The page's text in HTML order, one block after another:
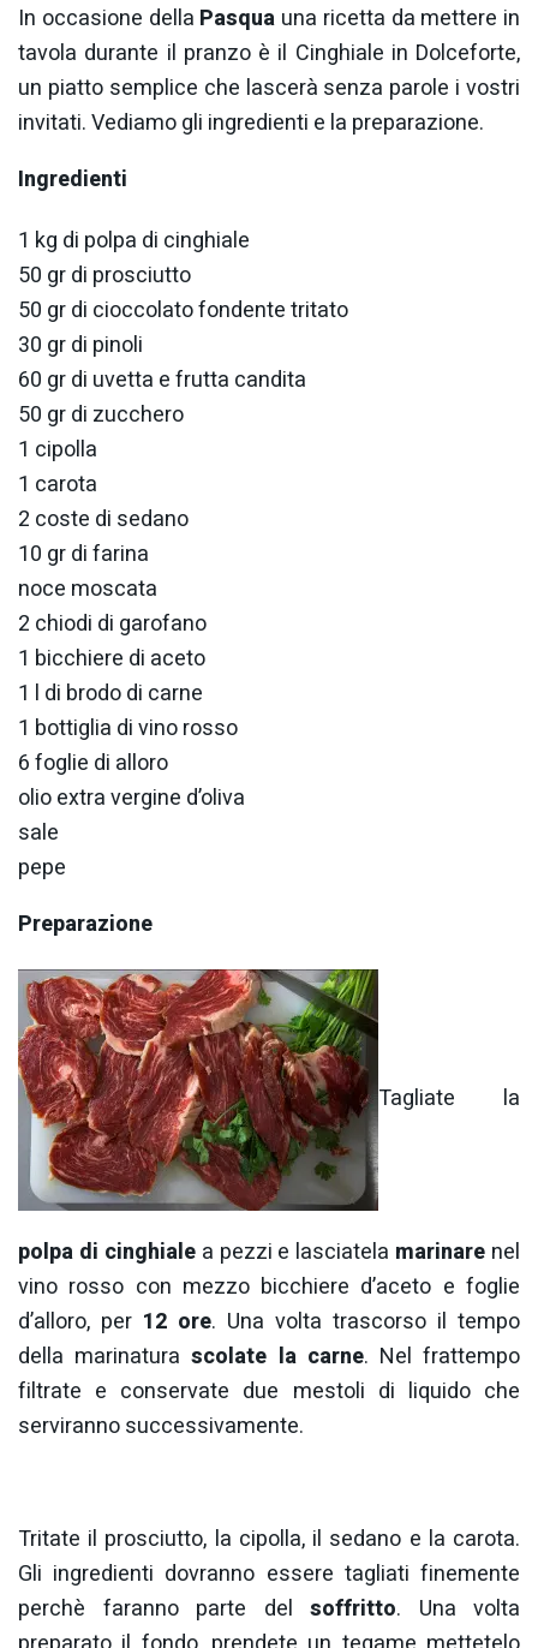
In occasione della Pasqua una ricetta da mettere in
tavola durante il pranzo è il Cinghiale in Dolceforte,
un piatto semplice che lascerà senza parole i vostri
invitati. Vediamo gli ingredienti e la preparazione.
Ingredienti
1 kg di polpa di cinghiale
50 gr di prosciutto
50 gr di cioccolato fondente tritato
30 gr di pinoli
60 gr di uvetta e frutta candita
50 gr di zucchero
1 cipolla
1 carota
2 coste di sedano
10 gr di farina
noce moscata
2 chiodi di garofano
1 bicchiere di aceto
1 l di brodo di carne
1 bottiglia di vino rosso
6 foglie di alloro
olio extra vergine d’oliva
sale
pepe
Preparazione
Tagliate la
polpa di cinghialea pezzi e lasciatela marinare nel
vino rosso con mezzo bicchiere d’aceto e foglie
d’alloro, per 12 ore. Una volta trascorso il tempo
della marinaturascolate la carne. Nel frattempo
filtrate e conservate due mestoli di liquido che
serviranno successivamente.
Tritate il prosciutto, la cipolla, il sedano e la carota.
Gli ingredienti dovranno essere tagliati finemente
perchè faranno parte del soffritto. Una volta